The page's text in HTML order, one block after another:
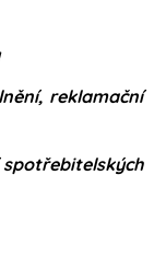
reklamační